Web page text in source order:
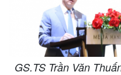
GS.TS Trần Văn